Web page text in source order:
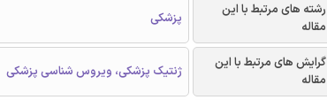
رشته های مرتبط با این
مقاله
پزشکی
گرایش های مرتبط با این
مقاله
ژنتیک پزشکی، ویروس شناسی پزشکی